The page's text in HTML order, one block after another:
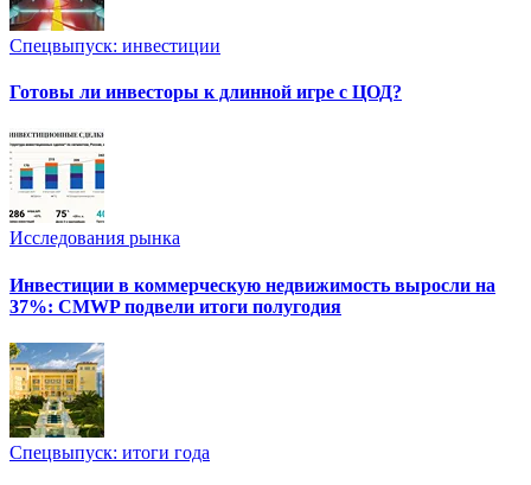
Спецвыпуск: инвестиции
Готовы ли инвесторы к длинной игре с ЦОД?
Исследования рынка
Инвестиции в коммерческую недвижимость выросли на
37%: CMWP подвели итоги полугодия
Спецвыпуск: итоги года